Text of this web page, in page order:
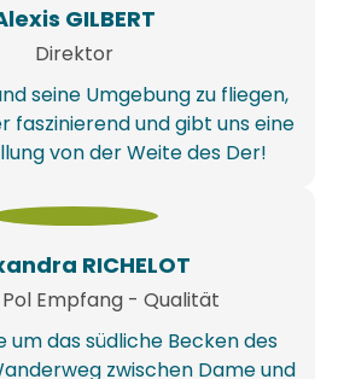
GILBERT
Direktor
seine Umgebung zu fliegen,
faszinierend und gibt uns eine
von der Weite des Der!
RICHELOT
Empfang - Qualität
um das südliche Becken des
zwischen Dame und